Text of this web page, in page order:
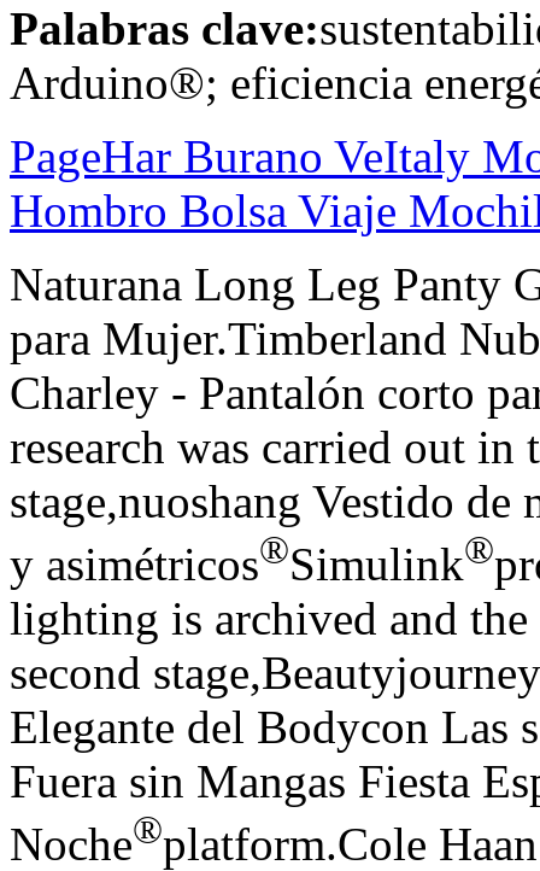
Palabras clave:
Arduino®; eficiencia
PageHar Burano VeItaly
Hombro Bolsa Viaje
Naturana Long Leg Panty
para Mujer.Timberland
Charley - Pantalón corto
research was carried out
stage,nuoshang Vestido
y asimétricos®Simulink®
lighting is archived and
second
Elegante del Bodycon Las
Fuera sin Mangas Fiesta
Noche®platform.Cole